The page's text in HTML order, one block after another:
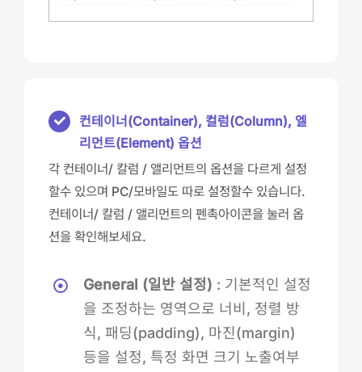
컨테이너(Container), 컬럼(Column), 엘
리먼트(Element) 옵션
각 컨테이너/ 칼럼 / 앨리먼트의 옵션을 다르게 설정
할수 있으며 PC/모바일도 따로 설정할수 있습니다.
컨테이너/ 칼럼 / 앨리먼트의 펜촉아이콘을 눌러 옵
션을 확인해보세요.
General (일반 설정) : 기본적인 설정
을 조정하는 영역으로 너비, 정렬 방
식, 패딩(padding), 마진(margin)
등을 설정, 특정 화면 크기 노출여부